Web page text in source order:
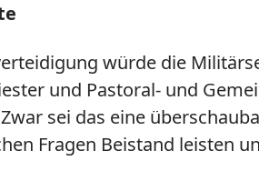
würde die
und Pastoral- und
sei das eine
Fragen Beistand leisten